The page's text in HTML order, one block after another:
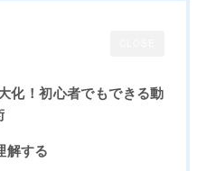
化！初心者でもできる動
解する